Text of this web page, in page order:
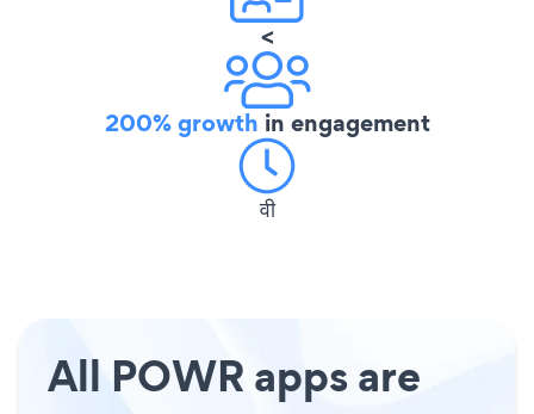
<
200% growth in engagement
वी
All POWR apps are